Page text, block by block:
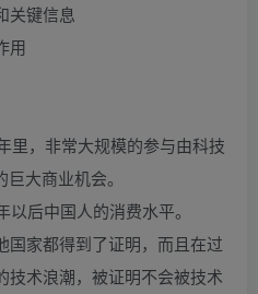
关键信息
用
里，非常大规模的参与由科技
大商业机会。
后中国人的消费水平。
国家都得到了证明，而且在过
技术浪潮，被证明不会被技术